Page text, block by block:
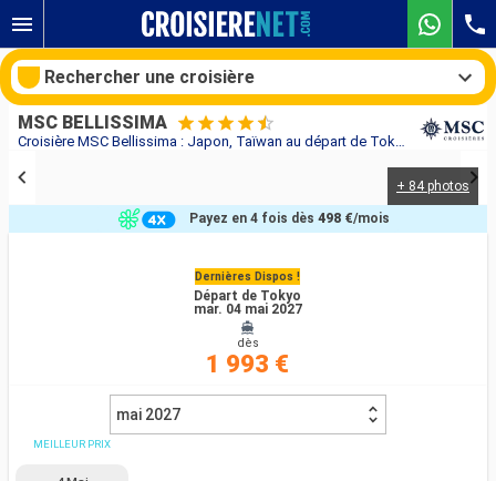
Croisière MSC Bellissima : Japon, Taïwan au départ de Tokyo
MSC BELLISSIMA
+ 84 photos
Dernières Dispos !
Départ de Tokyo
mar. 04 mai 2027
dès
1 993 €
Payez en 4 fois dès 498 €/mois
mai 2027
MEILLEUR PRIX
Rechercher une croisière
Compagnies
Rechercher